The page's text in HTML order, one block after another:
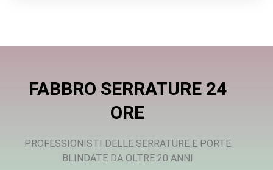
FABBRO SERRATURE 24
ORE
PROFESSIONISTI DELLE SERRATURE E PORTE
BLINDATE DA OLTRE 20 ANNI